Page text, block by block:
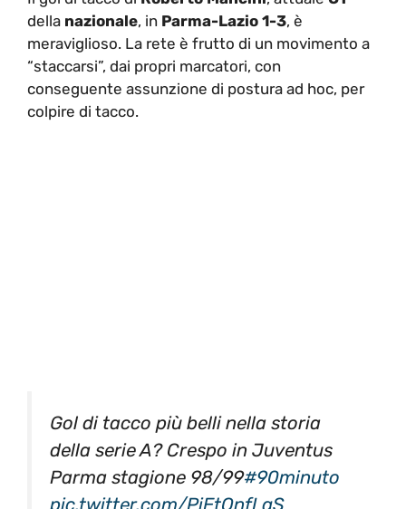
della nazionale, in Parma-Lazio 1-3, è
meraviglioso. La rete è frutto di un movimento a
“staccarsi”, dai propri marcatori, con
conseguente assunzione di postura ad hoc, per
colpire di tacco.
Gol di tacco più belli nella storia
della serie A? Crespo in Juventus
Parma stagione 98/99 #90minuto
pic.twitter.com/PiEtOnfLqS